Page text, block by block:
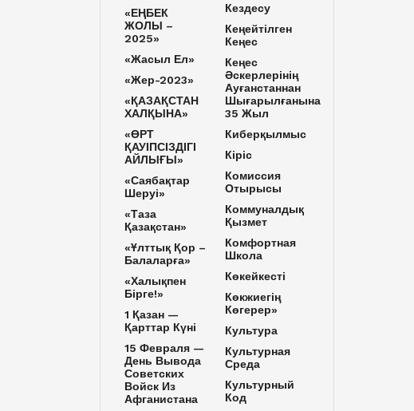
«ЕҢБЕК
ЖОЛЫ –
2025»
«Жасыл Ел»
«Жер-2023»
«ҚАЗАҚСТАН
ХАЛҚЫНА»
«ӨРТ
ҚАУІПСІЗДІГІ
АЙЛЫҒЫ»
«Саябақтар
Шеруі»
«Таза
Қазақстан»
«Ұлттық Қор –
Балаларға»
«Халықпен
Бірге!»
1 Қазан —
Қарттар Күні
15 Февраля —
День Вывода
Советских
Войск Из
Афганистана
Кездесу
Кеңейтілген
Кеңес
Кеңес
Әскерлерінің
Ауғанстаннан
Шығарылғанына
35 Жыл
Киберқылмыс
Кіріс
Комиссия
Отырысы
Коммуналдық
Қызмет
Комфортная
Школа
Көкейкесті
Көкжиегің
Көгерер»
Культура
Культурная
Среда
Культурный
Код